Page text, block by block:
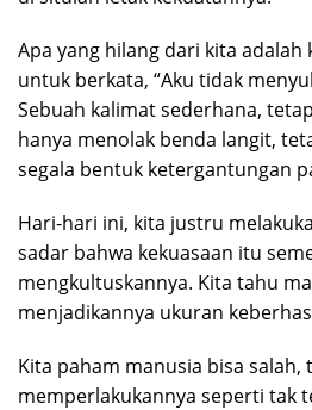
Apa yang hilang dari kita
untuk berkata, “Aku tidak
Sebuah kalimat sederhana,
hanya menolak benda langit,
segala bentuk ketergantungan
Hari-hari ini, kita justru
sadar bahwa kekuasaan itu
mengkultuskannya. Kita tahu
menjadikannya ukuran
Kita paham manusia bisa salah,
memperlakukannya seperti tak